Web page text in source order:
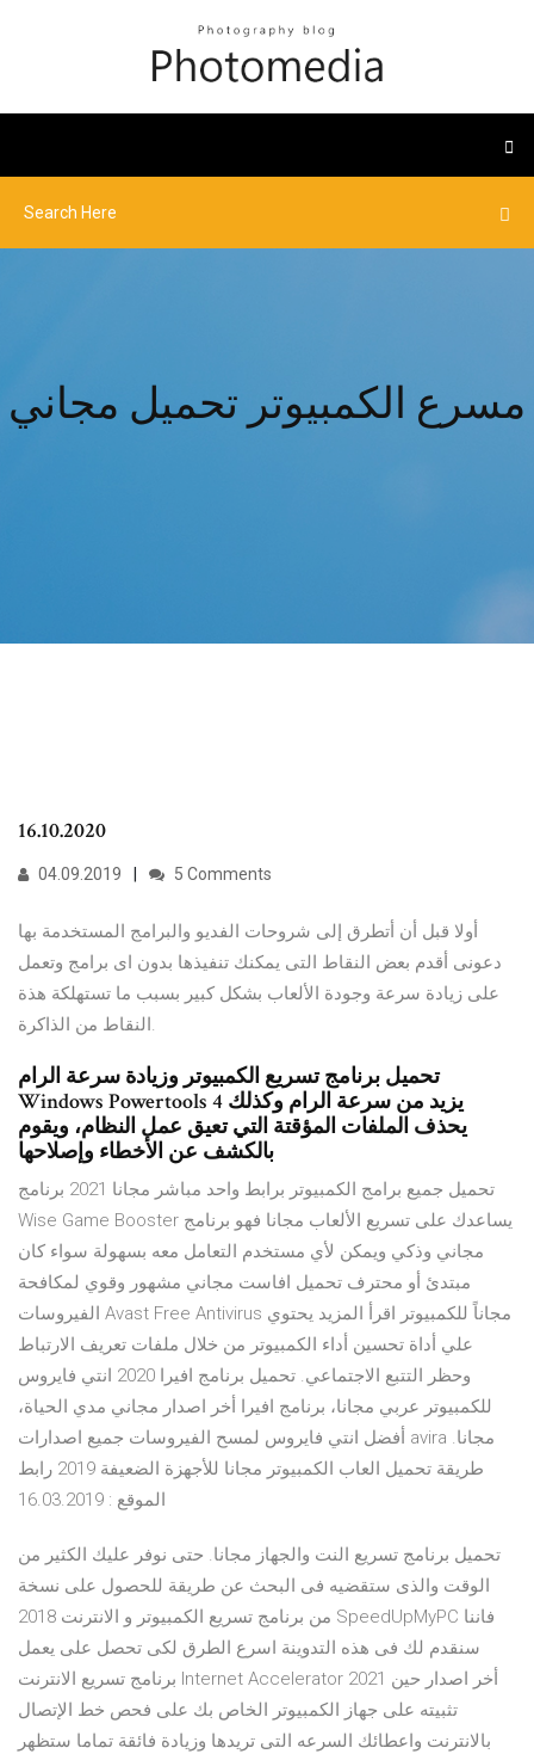
مسرع الكمبيوتر تحميل مجاني
16.10.2020
04.09.2019 5 Comments
أولا قبل أن أتطرق إلى شروحات الفديو والبرامج المستخدمة بها
دعونى أقدم بعض النقاط التى يمكنك تنفيذها بدون اى برامج وتعمل
على زيادة سرعة وجودة الألعاب بشكل كبير بسبب ما تستهلكة هذة
النقاط من الذاكرة.
تحميل برنامج تسريع الكمبيوتر وزيادة سرعة الرام
Windows Powertools 4 يزيد من سرعة الرام وكذلك
يحذف الملفات المؤقتة التي تعيق عمل النظام، ويقوم
بالكشف عن الأخطاء وإصلاحها
تحميل جميع برامج الكمبيوتر برابط واحد مباشر مجانا 2021 برنامج
Wise Game Booster يساعدك على تسريع الألعاب مجانا فهو برنامج
مجاني وذكي ويمكن لأي مستخدم التعامل معه بسهولة سواء كان
مبتدئ أو محترف تحميل افاست مجاني مشهور وقوي لمكافحة
الفيروسات Avast Free Antivirus مجاناً للكمبيوتر اقرأ المزيد يحتوي
علي أداة تحسين أداء الكمبيوتر من خلال ملفات تعريف الارتباط
وحظر التتبع الاجتماعي. تحميل برنامج افيرا 2020 انتي فايروس
للكمبيوتر عربي مجانا، برنامج افيرا أخر اصدار مجاني مدي الحياة،
أفضل انتي فايروس لمسح الفيروسات جميع اصدارات avira مجانا.
طريقة تحميل العاب الكمبيوتر مجانا للأجهزة الضعيفة 2019 رابط
الموقع : 16.03.2019
تحميل برنامج تسريع النت والجهاز مجانا. حتى نوفر عليك الكثير من
الوقت والذى ستقضيه فى البحث عن طريقة للحصول على نسخة
من برنامج تسريع الكمبيوتر و الانترنت 2018 SpeedUpMyPC فاننا
سنقدم لك فى هذه التدوينة اسرع الطرق لكى تحصل على يعمل
برنامج تسريع الانترنت Internet Accelerator 2021 أخر اصدار حين
تثبيته على جهاز الكمبيوتر الخاص بك على فحص خط الإتصال
بالانترنت واعطائك السرعه التى تريدها وزيادة فائقة تماما ستظهر